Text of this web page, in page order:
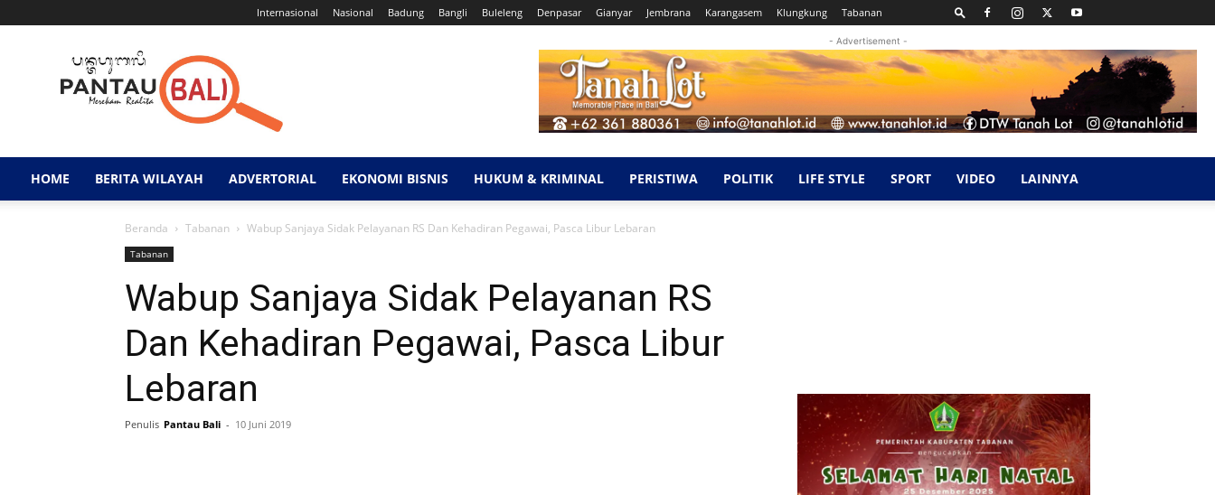
Internasional Nasional Badung Bangli Buleleng Denpasar Gianyar Jembrana Karangasem Klungkung Tabanan
Pantau
Bali
- Advertisement -
HOME BERITA WILAYAH ADVERTORIAL EKONOMI BISNIS HUKUM & KRIMINAL PERISTIWA POLITIK LIFE STYLE SPORT VIDEO LAINNYA
Beranda Tabanan Wabup Sanjaya Sidak Pelayanan RS Dan Kehadiran Pegawai, Pasca Libur Lebaran
Tabanan
Wabup Sanjaya Sidak Pelayanan RS
Dan Kehadiran Pegawai, Pasca Libur
Lebaran
Penulis Pantau Bali - 10 Juni 2019